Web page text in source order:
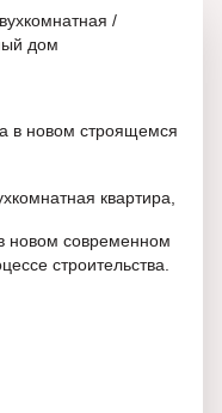
/
дом
в новом строящемся
квартира,
новом современном
строительства.